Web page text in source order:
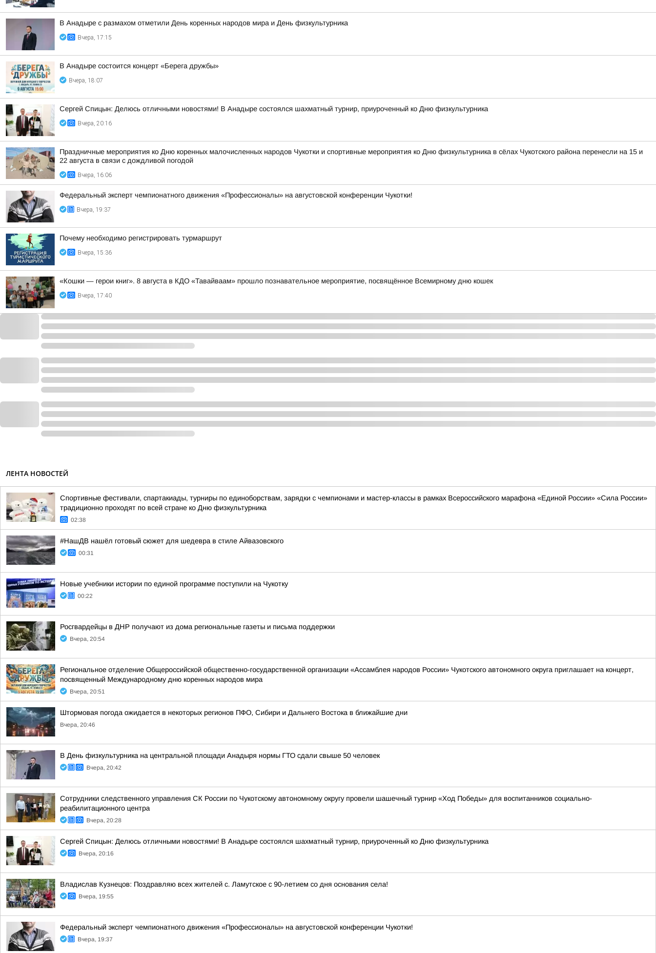
В Анадыре с размахом отметили День коренных народов мира и День физкультурника
Вчера, 17:15
В Анадыре состоится концерт «Берега дружбы»
Вчера, 18:07
Сергей Спицын: Делюсь отличными новостями! В Анадыре состоялся шахматный турнир, приуроченный ко Дню физкультурника
Вчера, 20:16
Праздничные мероприятия ко Дню коренных малочисленных народов Чукотки и спортивные мероприятия ко Дню физкультурника в сёлах Чукотского района перенесли на 15 и
22 августа в связи с дождливой погодой
Вчера, 16:06
Федеральный эксперт чемпионатного движения «Профессионалы» на августовской конференции Чукотки!
Вчера, 19:37
Почему необходимо регистрировать турмаршрут
Вчера, 15:36
«Кошки — герои книг». 8 августа в КДО «Тавайваам» прошло познавательное мероприятие, посвящённое Всемирному дню кошек
Вчера, 17:40
ЛЕНТА НОВОСТЕЙ
Спортивные фестивали, спартакиады, турниры по единоборствам, зарядки с чемпионами и мастер-классы в рамках Всероссийского марафона «Единой России» «Сила России»
традиционно проходят по всей стране ко Дню физкультурника
02:38
#НашДВ нашёл готовый сюжет для шедевра в стиле Айвазовского
00:31
Новые учебники истории по единой программе поступили на Чукотку
00:22
Росгвардейцы в ДНР получают из дома региональные газеты и письма поддержки
Вчера, 20:54
Региональное отделение Общероссийской общественно-государственной организации «Ассамблея народов России» Чукотского автономного округа приглашает на концерт,
посвященный Международному дню коренных народов мира
Вчера, 20:51
Штормовая погода ожидается в некоторых регионов ПФО, Сибири и Дальнего Востока в ближайшие дни
Вчера, 20:46
В День физкультурника на центральной площади Анадыря нормы ГТО сдали свыше 50 человек
Вчера, 20:42
Сотрудники следственного управления СК России по Чукотскому автономному округу провели шашечный турнир «Ход Победы» для воспитанников социально-
реабилитационного центра
Вчера, 20:28
Сергей Спицын: Делюсь отличными новостями! В Анадыре состоялся шахматный турнир, приуроченный ко Дню физкультурника
Вчера, 20:16
Владислав Кузнецов: Поздравляю всех жителей с. Ламутское с 90-летием со дня основания села!
Вчера, 19:55
Федеральный эксперт чемпионатного движения «Профессионалы» на августовской конференции Чукотки!
Вчера, 19:37